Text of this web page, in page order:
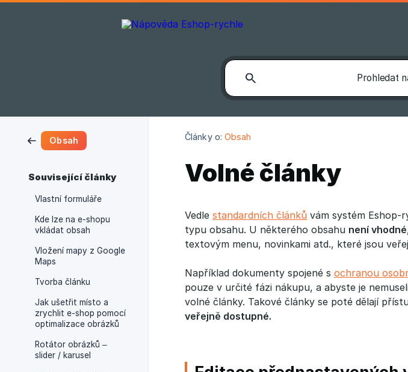
Obsah
Související články
Vlastní formuláře
Kde lze na e-shopu
vkládat obsah
Vložení mapy z Google
Maps
Tvorba článku
Jak ušetřit místo a
zrychlit e-shop pomocí
optimalizace obrázků
Rotátor obrázků –
slider / karusel
Články o: Obsah
Volné články
Vedle standardních článků vám systém Eshop-
typu obsahu. U některého obsahu není
textovým menu, novinkami atd., které jsou
Například dokumenty spojené s ochranou
pouze v určité fázi nákupu, a abyste je
volné články. Takové články se poté dělají
veřejně dostupné.